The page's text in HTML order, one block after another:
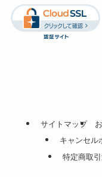
サイトマップ
キャンセル
特定商取